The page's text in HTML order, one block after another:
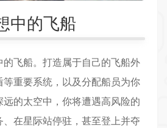
中的飞船
飞船。打造属于自己的飞船外
重要系统，以及分配船员为你
的太空中，你将遭遇高风险的
在星际站停驻，甚至登上并夺